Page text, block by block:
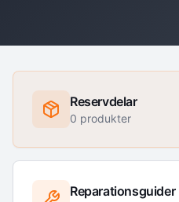
Reservdelar
0 produkter
Reparationsguider